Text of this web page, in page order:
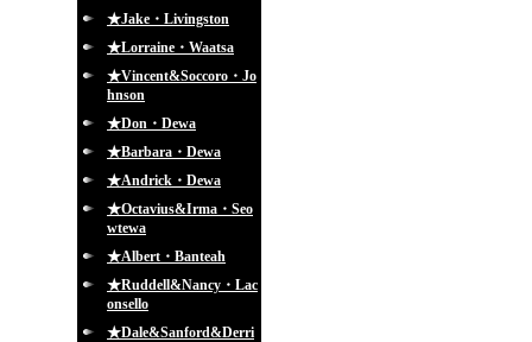
★Jake・Livingston
★Lorraine・Waatsa
★Vincent&Soccoro・Jo
hnson
★Don・Dewa
★Barbara・Dewa
★Andrick・Dewa
★Octavius&Irma・Seo
wtewa
★Albert・Banteah
★Ruddell&Nancy・Lac
onsello
★Dale&Sanford&Derri